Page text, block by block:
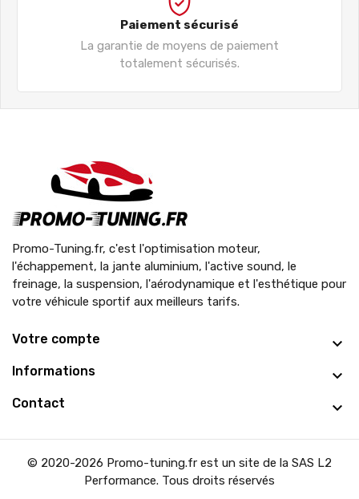
Paiement sécurisé
La garantie de moyens de paiement
totalement sécurisés.
Promo-Tuning.fr, c'est l'optimisation moteur,
l'échappement, la jante aluminium, l'active sound, le
freinage, la suspension, l'aérodynamique et l'esthétique pour
votre véhicule sportif aux meilleurs tarifs.
Votre compte
Informations
Contact
© 2020-2026 Promo-tuning.fr est un site de la SAS L2
Performance. Tous droits réservés